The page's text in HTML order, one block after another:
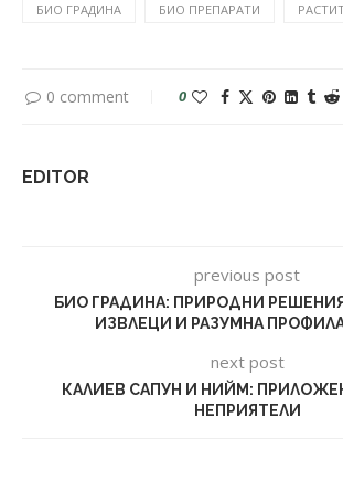
БИО ГРАДИНА БИО ПРЕПАРАТИ
0 comment 0
EDITOR
previous post
БИО ГРАДИНА: ПРИРОДНИ
ИЗВЛЕЦИ И РАЗУМНА
next post
КАЛИЕВ САПУН И НИЙМ:
НЕПРИЯТЕЛИ